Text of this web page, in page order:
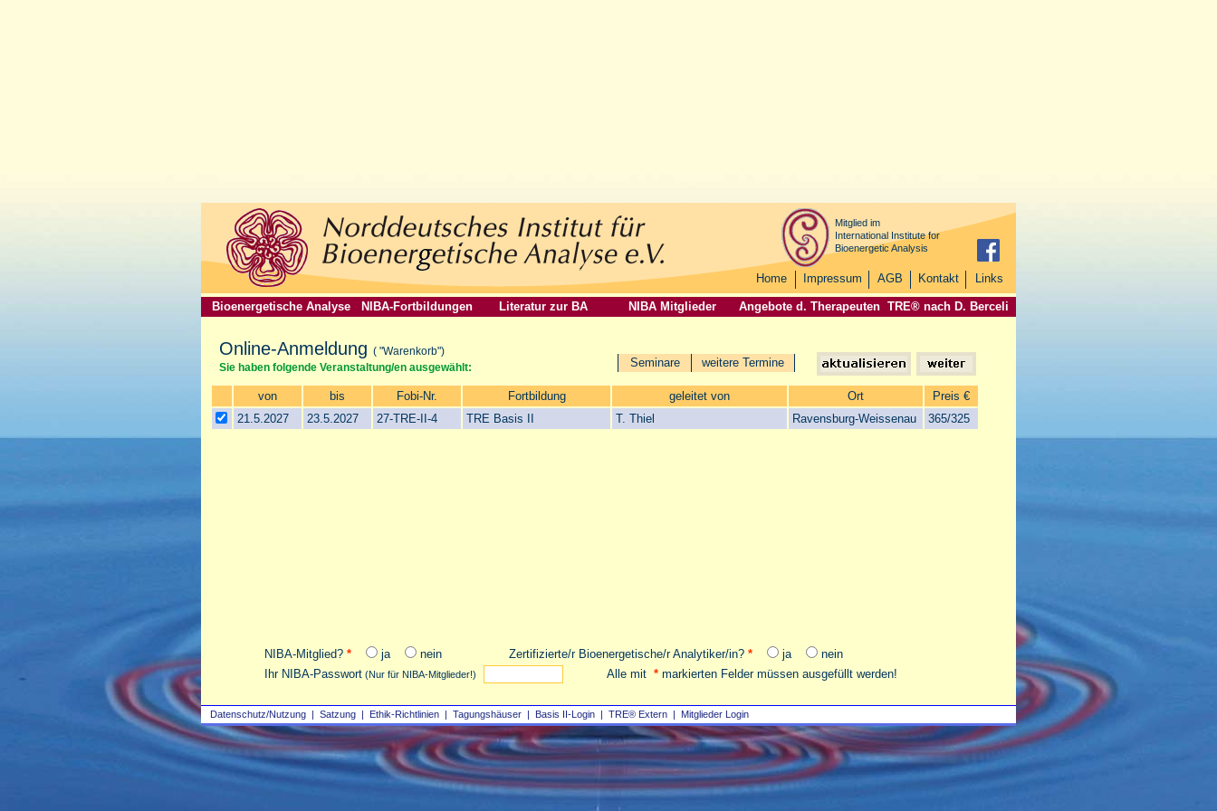
Datenschutz/Nutzung | Satzung | Ethik-Richtlinien | Tagungshäuser | Basis II‑Login | TRE® Extern | Mitglieder Login
Mitglied im
International Institute for
Bioenergetic Analysis
Home Impressum AGB Kontakt Links
Bioenergetische Analyse NIBA-Fortbildungen Literatur zur BA NIBA Mitglieder Angebote d. Therapeuten TRE® nach D. Berceli
Online-Anmeldung ( "Warenkorb")
von bis Fobi-Nr. Fortbildung geleitet von Ort
Preis €
21.5.2027
23.5.2027 27-TRE-II-4 TRE Basis II T. Thiel Ravensburg-Weissenau 365/325
weitere Termine
Seminare
NIBA-Mitglied? * ja nein Zertifizierte/r Bioenergetische/r Analytiker/in? * ja
nein
Ihr NIBA-Passwort (Nur für NIBA-Mitglieder!) Alle mit * markierten Felder müssen ausgefüllt werden!
Sie haben folgende Veranstaltung/en ausgewählt: